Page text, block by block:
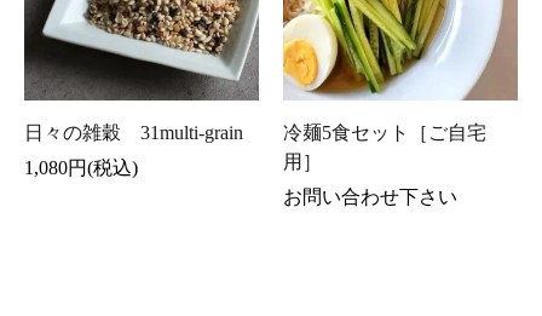
日々の雑穀 31multi-grain
1,080円(税込)
冷麺5食セット［ご自宅
用］
お問い合わせ下さい